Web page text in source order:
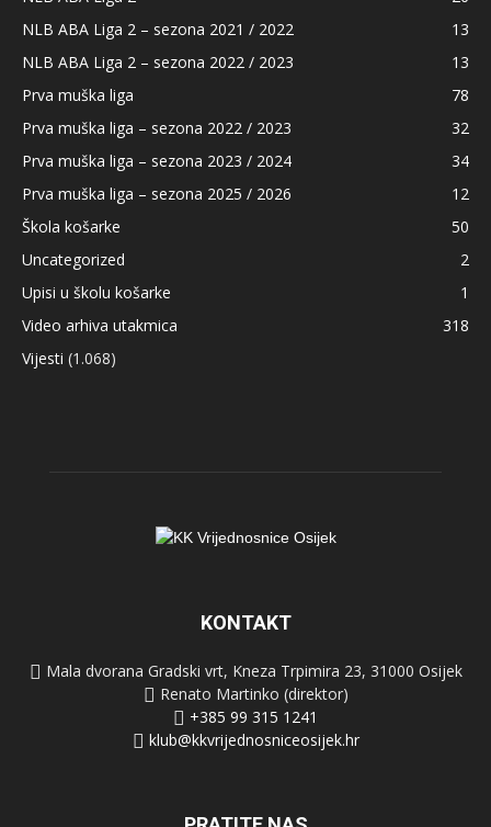
NLB ABA Liga 2 – sezona 2021 / 2022
13
NLB ABA Liga 2 – sezona 2022 / 2023
13
Prva muška liga
78
Prva muška liga – sezona 2022 / 2023
32
Prva muška liga – sezona 2023 / 2024
34
Prva muška liga – sezona 2025 / 2026
12
Škola košarke
50
Uncategorized
2
Upisi u školu košarke
1
Video arhiva utakmica
318
Vijesti (1.068)
KONTAKT
Mala dvorana Gradski vrt, Kneza Trpimira 23, 31000 Osijek
Renato Martinko (direktor)
+385 99 315 1241
klub@kkvrijednosniceosijek.hr